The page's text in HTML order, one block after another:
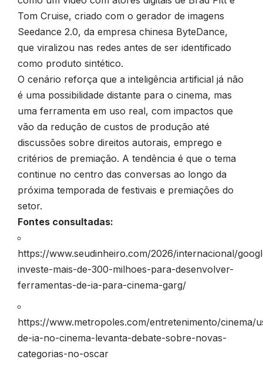
Tom Cruise, criado com o gerador de imagens
Seedance 2.0, da empresa chinesa ByteDance,
que viralizou nas redes antes de ser identificado
como produto sintético.
O cenário reforça que a inteligência artificial já não
é uma possibilidade distante para o cinema, mas
uma ferramenta em uso real, com impactos que
vão da redução de custos de produção até
discussões sobre direitos autorais, emprego e
critérios de premiação. A tendência é que o tema
continue no centro das conversas ao longo da
próxima temporada de festivais e premiações do
setor.
Fontes consultadas:
https://www.seudinheiro.com/2026/internacional/
investe-mais-de-300-milhoes-para-desenvolver-
ferramentas-de-ia-para-cinema-garg/
https://www.metropoles.com/entretenimento/cinema/
de-ia-no-cinema-levanta-debate-sobre-novas-
categorias-no-oscar